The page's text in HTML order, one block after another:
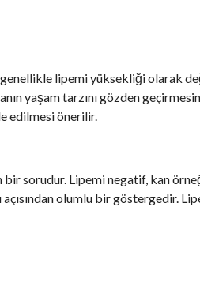
genellikle lipemi yüksekliği olarak
yaşam tarzını gözden
edilmesi önerilir.
bir sorudur. Lipemi negatif, kan
olumlu bir göstergedir.